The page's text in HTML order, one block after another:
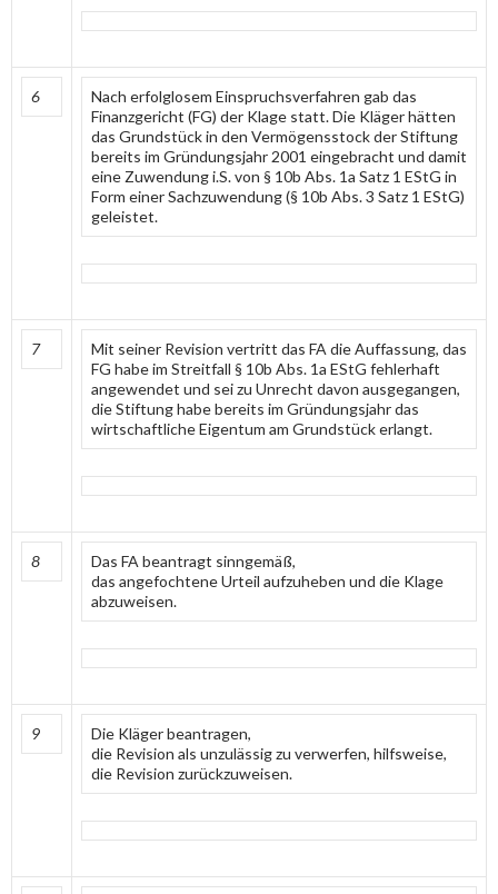
6
Nach erfolglosem Einspruchsverfahren gab das
Finanzgericht (FG) der Klage statt. Die Kläger hätten
das Grundstück in den Vermögensstock der Stiftung
bereits im Gründungsjahr 2001 eingebracht und damit
eine Zuwendung i.S. von § 10b Abs. 1a Satz 1 EStG in
Form einer Sachzuwendung (§ 10b Abs. 3 Satz 1 EStG)
geleistet.
7
Mit seiner Revision vertritt das FA die Auffassung, das
FG habe im Streitfall § 10b Abs. 1a EStG fehlerhaft
angewendet und sei zu Unrecht davon ausgegangen,
die Stiftung habe bereits im Gründungsjahr das
wirtschaftliche Eigentum am Grundstück erlangt.
8
Das FA beantragt sinngemäß,
das angefochtene Urteil aufzuheben und die Klage
abzuweisen.
9
Die Kläger beantragen,
die Revision als unzulässig zu verwerfen, hilfsweise,
die Revision zurückzuweisen.